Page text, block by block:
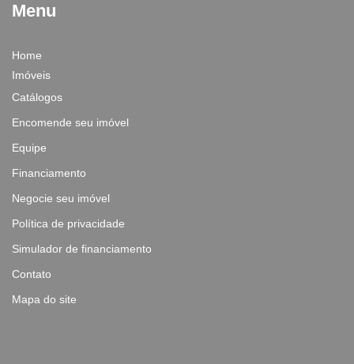
Menu
Home
Imóveis
Catálogos
Encomende seu imóvel
Equipe
Financiamento
Negocie seu imóvel
Política de privacidade
Simulador de financiamento
Contato
Mapa do site